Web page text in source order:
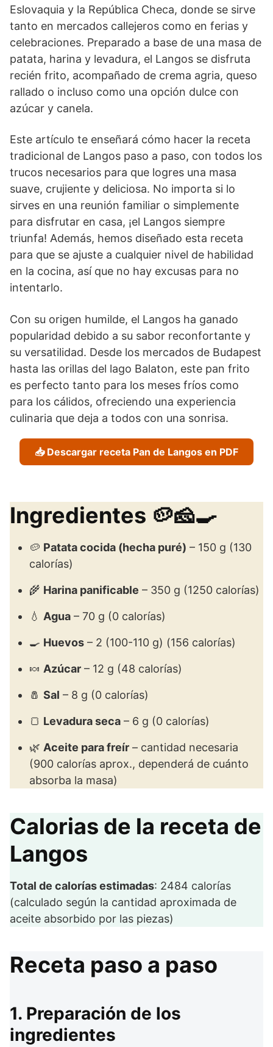
Eslovaquia y la República Checa, donde se sirve
tanto en mercados callejeros como en ferias y
celebraciones. Preparado a base de una masa de
patata, harina y levadura, el Langos se disfruta
recién frito, acompañado de crema agria, queso
rallado o incluso como una opción dulce con
azúcar y canela.
Este artículo te enseñará cómo hacer la receta
tradicional de Langos paso a paso, con todos los
trucos necesarios para que logres una masa
suave, crujiente y deliciosa. No importa si lo
sirves en una reunión familiar o simplemente
para disfrutar en casa, ¡el Langos siempre
triunfa! Además, hemos diseñado esta receta
para que se ajuste a cualquier nivel de habilidad
en la cocina, así que no hay excusas para no
intentarlo.
Con su origen humilde, el Langos ha ganado
popularidad debido a su sabor reconfortante y
su versatilidad. Desde los mercados de Budapest
hasta las orillas del lago Balaton, este pan frito
es perfecto tanto para los meses fríos como
para los cálidos, ofreciendo una experiencia
culinaria que deja a todos con una sonrisa.
📥 Descargar receta Pan de Langos en PDF
Ingredientes 🥔🧀🍳
🥔 Patata cocida (hecha puré) – 150 g (130
calorías)
🌾 Harina panificable – 350 g (1250 calorías)
💧 Agua – 70 g (0 calorías)
🍳 Huevos – 2 (100-110 g) (156 calorías)
🍬 Azúcar – 12 g (48 calorías)
🧂 Sal – 8 g (0 calorías)
🍞 Levadura seca – 6 g (0 calorías)
🌿 Aceite para freír – cantidad necesaria
(900 calorías aprox., dependerá de cuánto
absorba la masa)
Calorias de la receta de
Langos
Total de calorías estimadas: 2484 calorías
(calculado según la cantidad aproximada de
aceite absorbido por las piezas)
Receta paso a paso
1. Preparación de los
ingredientes